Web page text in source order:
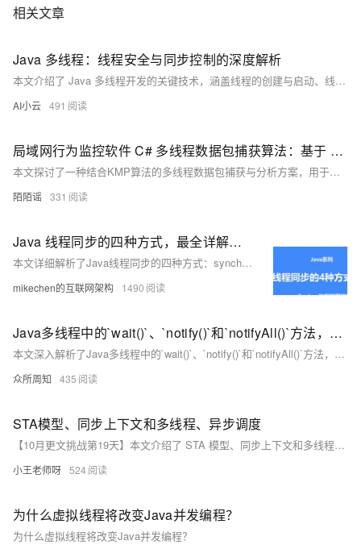
相关文章
Java 多线程：线程安全与同步控制的深度解析
本文介绍了 Java 多线程开发的关键技术，涵盖线程的创建与启动、线程安全问题及其解决方案，包括 synchronized 关键字、原子类和线程间通信机制。通过示例代码讲解了多线程编程中的常见问题与优化方法，帮助开发者提升程序性能与稳定性。
AI小云 491
局域网行为监控软件 C# 多线程数据包捕获算法：基于 KMP 模式匹配的内容分析优化方案探索
本文探讨了一种结合KMP算法的多线程数据包捕获与分析方案，用于局域网行为监控。通过C#实现，该系统可高效检测敏感内容、管理URL访问、分析协议及审计日志。实验表明，相较于传统算法，KMP在处理大规模网络流量时效率显著提升。未来可在算法优化、多模式匹配及机器学习等领域进一步研究。
陌陌谣 331
Java 线程同步的四种方式，最全详解，建议收藏！
本文详细解析了Java线程同步的四种方式：synchronized关键字、ReentrantLock、原子变量和ThreadLocal，通过实例代码和对比分析，帮助你深入理解线程同步机制。关注【mikechen的互联网架构】，10年+BAT架构经验倾囊相授。
mikechen的互联网架构 1490
Java多线程中的`wait()`、`notify()`和`notifyAll()`方法，探讨了它们在实现线程间通信和同步中的关键作用
本文深入解析了Java多线程中的`wait()`、`notify()`和`notifyAll()`方法，探讨了它们在实现线程间通信和同步中的关键作用。通过示例代码展示了如何正确使用这些方法，并分享了最佳实践，帮助开发者避免常见陷阱，提高多线程程序的稳定性和效率。
众所周知 435
STA模型、同步上下文和多线程、异步调度
【10月更文挑战第19天】本文介绍了 STA 模型、同步上下文和多线程、异步调度的概念及其优缺点。STA 模型适用于单线程环境，确保资源访问的顺序性；同步上下文和多线程提高了程序的并发性和响应性，但增加了复杂性；异步调度提升了程序的响应性和资源利用率，但也带来了编程复杂性和错误处理的挑战。选择合适的模型需根据具体应用场景和需求进行权衡。
小王老师呀 524
为什么虚拟线程将改变Java并发编程？
为什么虚拟线程将改变Java并发编程？